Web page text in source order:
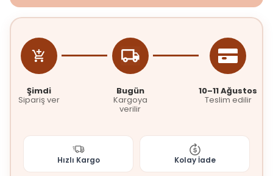
Şimdi
Sipariş ver
Bugün
Kargoya
verilir
10–11 Ağustos
Teslim edilir
Hızlı Kargo Kolay İade